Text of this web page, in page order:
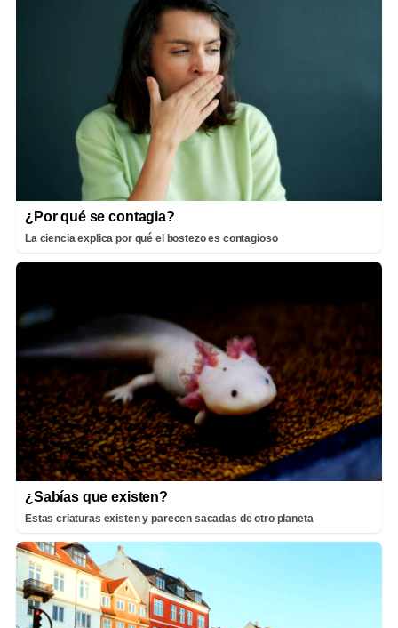
¿Por qué se contagia?
La ciencia explica por qué el bostezo es contagioso
¿Sabías que existen?
Estas criaturas existen y parecen sacadas de otro planeta